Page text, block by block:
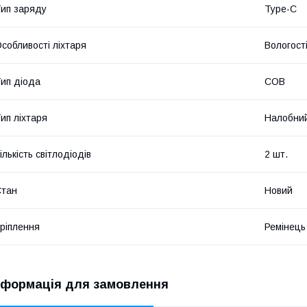
заряду Type-C
ліхтаря
діода COB
ліхтаря
світлодіодів 2 шт.
Новий
Ремінець
для замовлення